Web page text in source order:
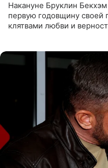
Накануне Бруклин
первую годовщину
клятвами любви и